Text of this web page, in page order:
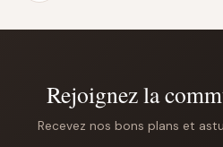
Rejoignez la
Recevez nos bons plans et